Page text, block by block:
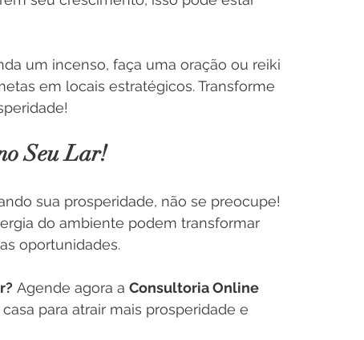
um incenso, faça uma oração ou reiki
em locais estratégicos. Transforme
Seu Lar!
sua prosperidade, não se preocupe!
do ambiente podem transformar
oportunidades.
Agende agora a Consultoria Online
para atrair mais prosperidade e